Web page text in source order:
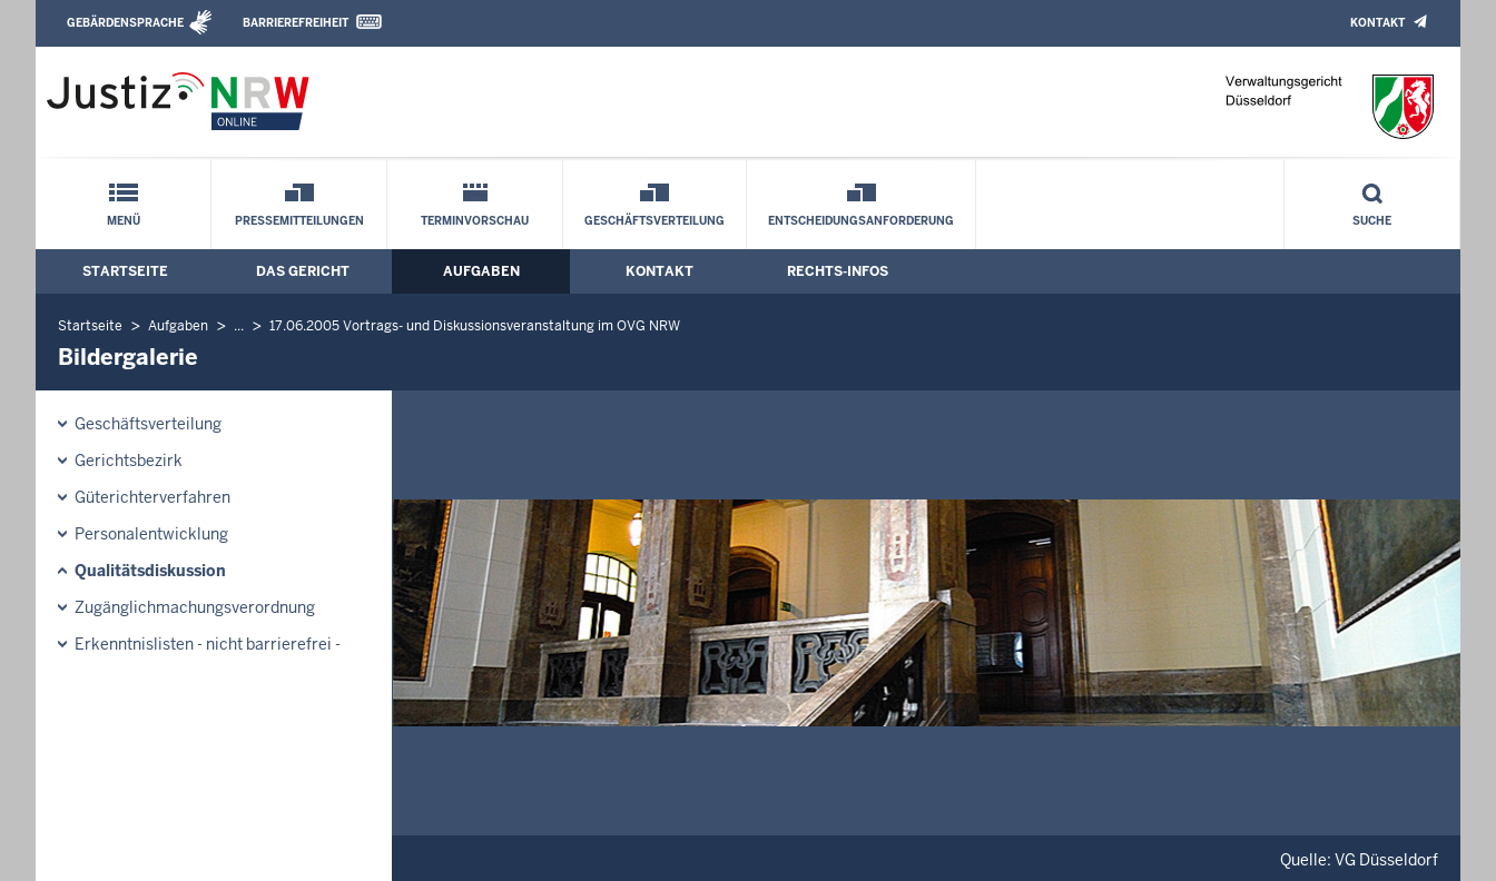
Verwaltungsgericht Düsseldorf: Bildergalerie
Direkt zum Inhalt
Leichte Sprache, Gebärdensprachenvideo und Kontaktformular
GEBÄRDENSPRACHE BARRIEREFREIHEIT KONTAKT
Schnellnavigation mit Volltext-Suche
MENÜ PRESSEMITTEILUNGEN TERMINVORSCHAU GESCHÄFTSVERTEILUNG ENTSCHEIDUNGSANFORDERUNG SUCHE
Hauptmenü: Hauptnavigation
STARTSEITE DAS GERICHT AUFGABEN KONTAKT RECHTS-INFOS
Startseite Aufgaben ... 17.06.2005 Vortrags- und Diskussionsveranstaltung im OVG NRW
Bildergalerie
Geschäftsverteilung
Gerichtsbezirk
Güterichterverfahren
Personalentwicklung
Qualitätsdiskussion
Zugänglichmachungs­verordnung
Erkenntnislisten - nicht barrierefrei -
Quelle: VG Düsseldorf